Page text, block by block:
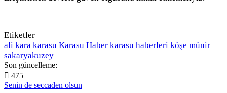
Etiketler
ali kara karasu Karasu Haber karasu haberleri köşe münir
sakaryakuzey
Son güncelleme:
475
Senin de seccaden olsun